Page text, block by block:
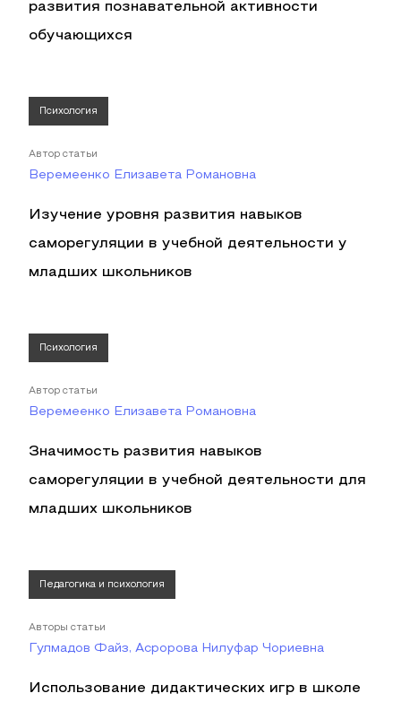
развития познавательной активности
обучающихся
Психология
Автор статьи
Веремеенко Елизавета Романовна
Изучение уровня развития навыков
саморегуляции в учебной деятельности у
младших школьников
Психология
Автор статьи
Веремеенко Елизавета Романовна
Значимость развития навыков
саморегуляции в учебной деятельности для
младших школьников
Педагогика и психология
Авторы статьи
Гулмадов Файз, Асророва Нилуфар Чориевна
Использование дидактических игр в школе